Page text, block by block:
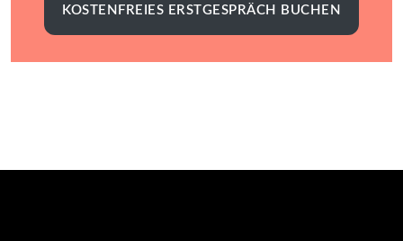
KOSTENFREIES ERSTGESPRÄCH BUCHEN